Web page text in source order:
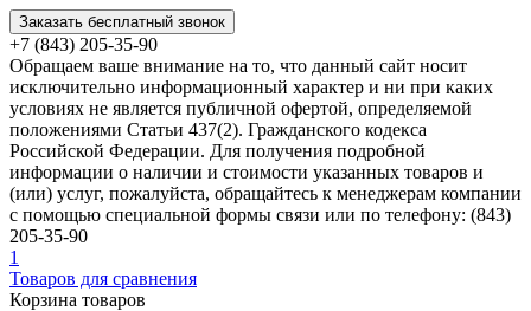
Заказать бесплатный звонок
+7 (843) 205-35-90
Обращаем ваше внимание на то, что данный сайт носит
исключительно информационный характер и ни при каких
условиях не является публичной офертой, определяемой
положениями Статьи 437(2). Гражданского кодекса
Российской Федерации. Для получения подробной
информации о наличии и стоимости указанных товаров и
(или) услуг, пожалуйста, обращайтесь к менеджерам компании
с помощью специальной формы связи или по телефону: (843)
205-35-90
1
Товаров для сравнения
Корзина товаров